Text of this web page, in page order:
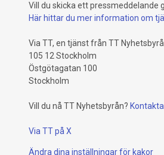
Vill du skicka ett pressmeddelande
Här hittar du mer information om
Via TT, en tjänst från TT
105 12 Stockholm
Östgötagatan 100
Stockholm
Vill du nå TT Nyhetsbyrån?
Via TT på X
Ändra dina inställningar för kakor